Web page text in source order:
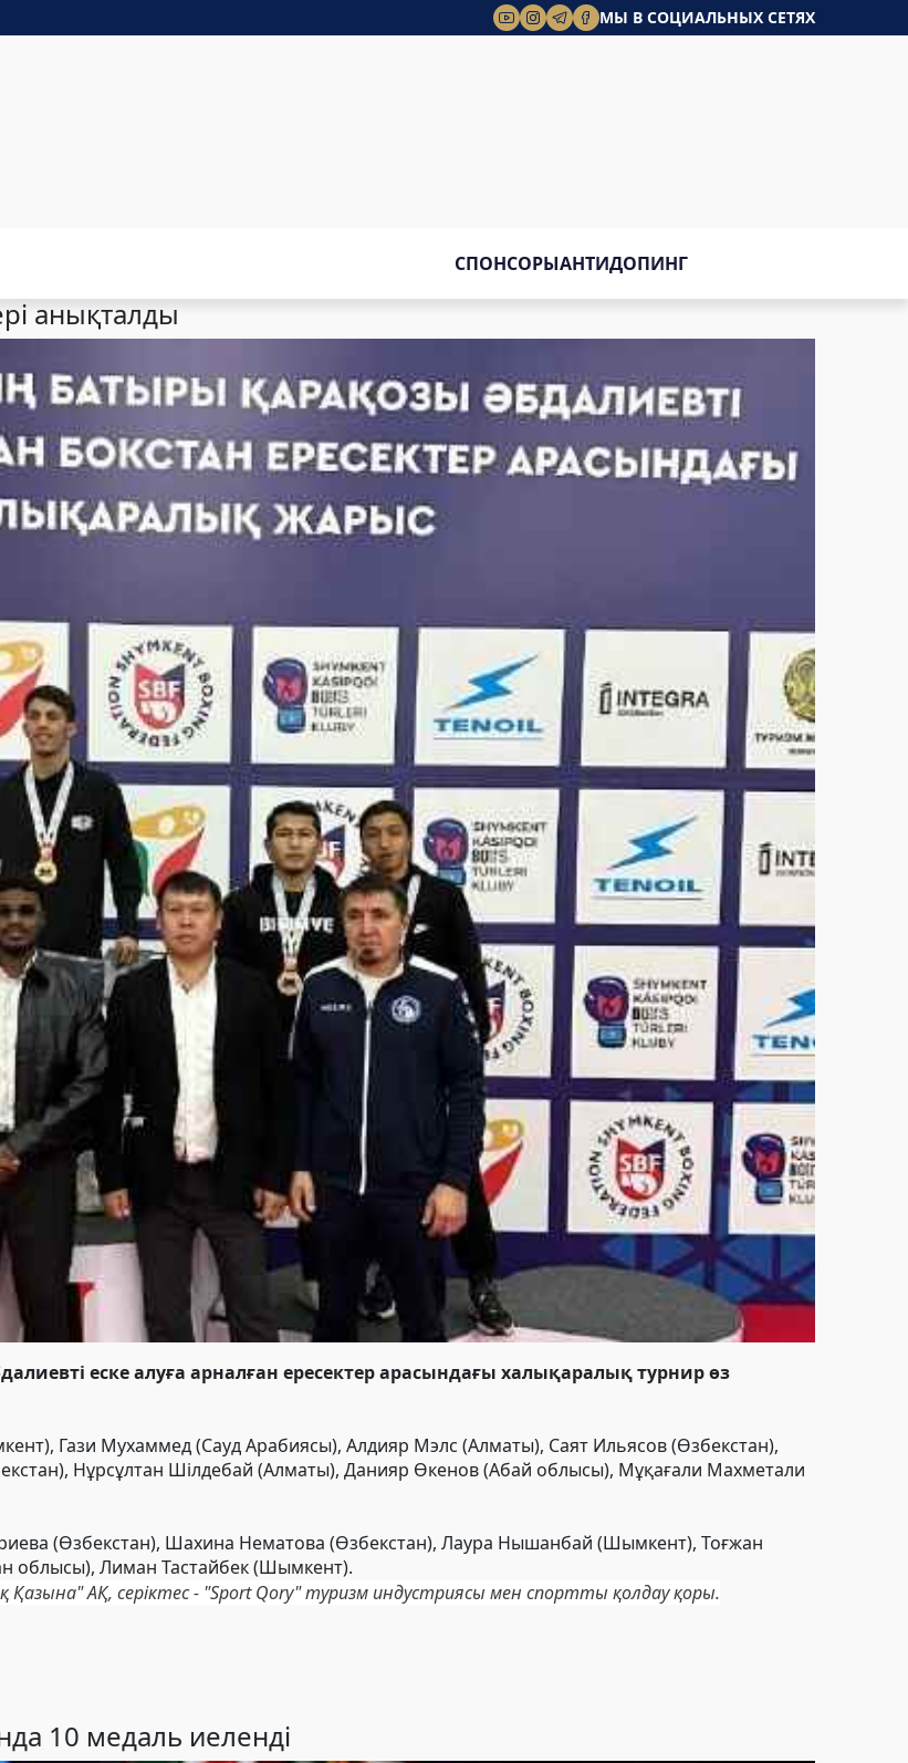
МЫ В СОЦИАЛЬНЫХ СЕТЯХ
СПОНСОРЫАНТИДОПИНГ
анықталды
еске алуға арналған ересектер арасындағы халықаралық турнир өз
Гази Мухаммед (Сауд Арабиясы), Алдияр Мэлс (Алматы), Саят Ильясов (Өзбекстан),
Нұрсұлтан Шілдебай (Алматы), Данияр Өкенов (Абай облысы), Мұқағали Махметали
(Өзбекстан), Шахина Нематова (Өзбекстан), Лаура Нышанбай (Шымкент), Тоғжан
облысы), Лиман Тастайбек (Шымкент).
Қазына" АҚ, серіктес - "Sport Qory" туризм индустриясы мен спортты қолдау қоры.
10 медаль иеленді